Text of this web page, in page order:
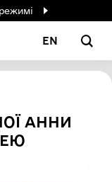
EN
АННИ